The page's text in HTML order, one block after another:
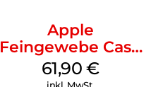
Apple
Feingewebe Case
iPhone 15 Pro
MagSafe Schwarz
61,90 €
inkl. MwSt.